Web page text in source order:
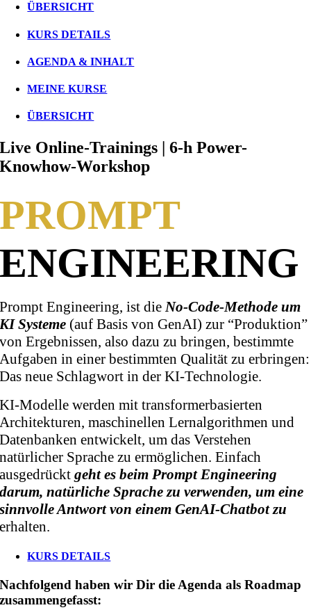
ÜBERSICHT
KURS DETAILS
AGENDA & INHALT
MEINE KURSE
ÜBERSICHT
Live Online-Trainings | 6-h Power-
Knowhow-Workshop
PROMPT
ENGINEERING
Prompt Engineering, ist dieNo-Code-Methode um
KI Systeme (auf Basis von GenAI) zur “Produktion”
von Ergebnissen, also dazu zu bringen, bestimmte
Aufgaben in einer bestimmten Qualität zu erbringen:
Das neue Schlagwort in der KI-Technologie.
KI-Modelle werden mit transformerbasierten
Architekturen, maschinellen Lernalgorithmen und
Datenbanken entwickelt, um das Verstehen
natürlicher Sprache zu ermöglichen. Einfach
ausgedrücktgeht es beim Prompt Engineering
darum, natürliche Sprache zu verwenden, um eine
sinnvolle Antwort von einem GenAI-Chatbot zu
erhalten.
KURS DETAILS
Nachfolgend haben wir Dir die Agenda als Roadmap
zusammengefasst: